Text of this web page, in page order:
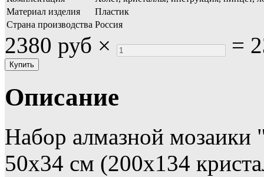
Материал изделия
Пластик
Страна производства Россия
2380 руб × =
Описание
Набор алмазной мозаики
50х34 см (200х134